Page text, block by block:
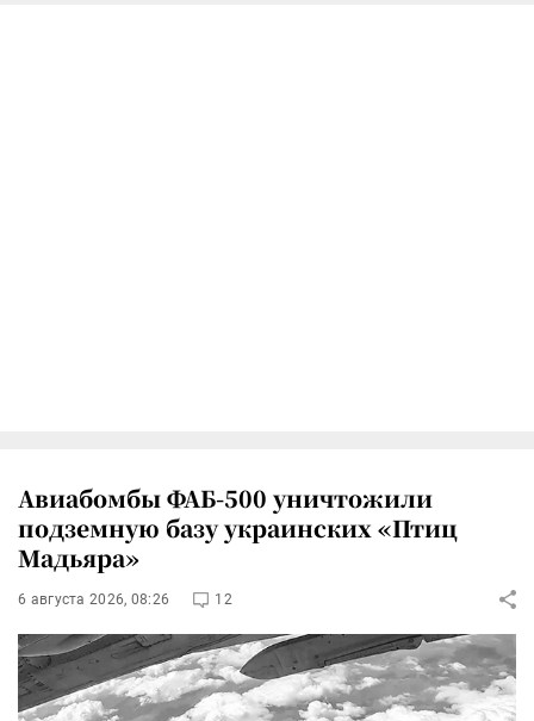
Авиабомбы ФАБ-500 уничтожили
подземную базу украинских «Птиц
Мадьяра»
6 августа 2026, 08:26 12